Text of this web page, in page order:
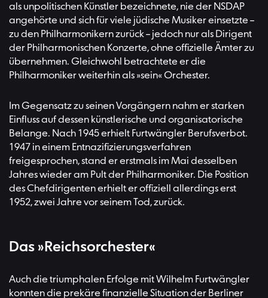
als unpolitischen Künstler bezeichnete, nie der NSDAP
angehörte und sich für viele jüdische Musiker einsetzte –
zu den Philharmonikern zurück – jedoch nur als Dirigent
der Philharmonischen Konzerte, ohne offizielle Ämter zu
übernehmen. Gleichwohl betrachtete er die
Philharmoniker weiterhin als »sein« Orchester.
Im Gegensatz zu seinen Vorgängern nahm er starken
Einfluss auf dessen künstlerische und organisatorische
Belange. Nach 1945 erhielt Furtwängler Berufsverbot.
1947 in einem Entnazifizierungsverfahren
freigesprochen, stand er erstmals im Mai desselben
Jahres wieder am Pult der Philharmoniker. Die Position
des Chefdirigenten erhielt er offiziell allerdings erst
1952, zwei Jahre vor seinem Tod, zurück.
Das »Reichsorchester«
Auch die triumphalen Erfolge mit Wilhelm Furtwängler
konnten die prekäre finanzielle Situation der Berliner